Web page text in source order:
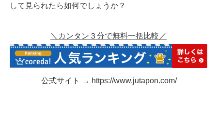
して見られたら如何でしょうか？
＼カンタン３分で無料一括比較／
公式サイト → https://www.jutapon.com/